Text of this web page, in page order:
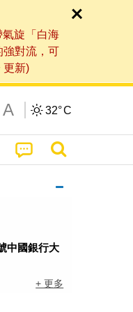
旋「白海
強對流，可
更新)
A 32°C
中國銀行大
+ 更多